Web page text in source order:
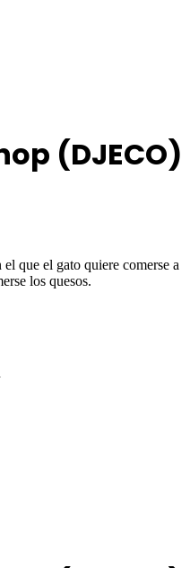
(DJECO)
que el gato quiere comerse a
los quesos.